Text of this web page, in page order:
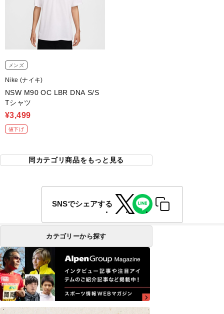
メンズ
Nike (ナイキ)
NSW M90 OC LBR DNA S/S
Tシャツ
¥3,499
値下げ
同カテゴリ商品をもっと見る
SNSでシェアする
カテゴリーから探す